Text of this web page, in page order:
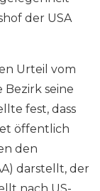
der USA
Urteil vom
seine
fest, dass
öffentlich
den
darstellt, der